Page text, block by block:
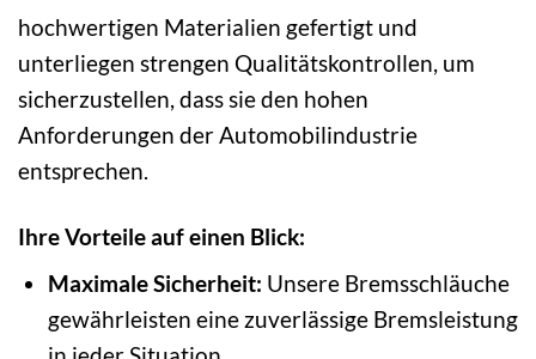
hochwertigen Materialien gefertigt und
unterliegen strengen Qualitätskontrollen, um
sicherzustellen, dass sie den hohen
Anforderungen der Automobilindustrie
entsprechen.
Ihre Vorteile auf einen Blick:
Maximale Sicherheit: Unsere Bremsschläuche
gewährleisten eine zuverlässige Bremsleistung